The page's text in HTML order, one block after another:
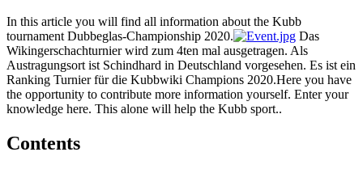
In this article you will find all information about the Kubb
tournament Dubbeglas-Championship 2020.
Das
Wikingerschachturnier wird zum 4ten mal ausgetragen. Als
Austragungsort ist Schindhard in Deutschland vorgesehen. Es ist ein
Ranking Turnier für die Kubbwiki Champions 2020.Here you have
the opportunity to contribute more information yourself. Enter your
knowledge here. This alone will help the Kubb sport..
Contents